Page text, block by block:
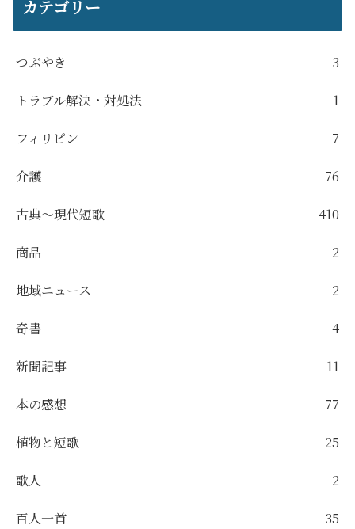
カテゴリー
つぶやき 3
トラブル解決・対処法 1
フィリピン 7
介護 76
古典～現代短歌 410
商品 2
地域ニュース 2
奇書 4
新聞記事 11
本の感想 77
植物と短歌 25
歌人 2
百人一首 35